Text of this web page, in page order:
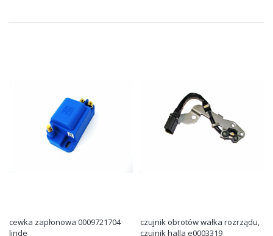
cewka zapłonowa 0009721704
linde
czujnik obrotów wałka rozrządu,
czujnik halla e0003319